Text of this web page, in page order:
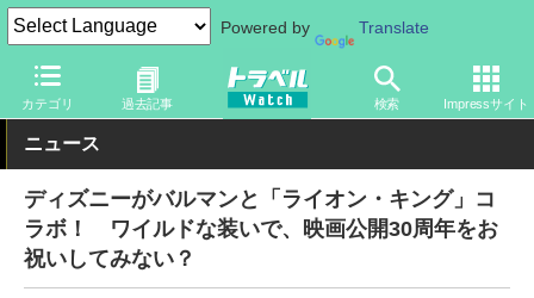
Powered by Translate
カテゴリ 過去記事 検索 Impressサイト
トラベル Watch 旅の情報 観光地 ディズニーリゾート
ニュース
ディズニーがバルマンと「ライオン・キング」コ
ラボ！ ワイルドな装いで、映画公開30周年をお
祝いしてみない？